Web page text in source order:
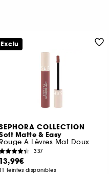
COLLECTION
Matte & Easy
Rouge A Lèvres Mat Doux
337
13,99€
11 teintes disponibles
Exclu